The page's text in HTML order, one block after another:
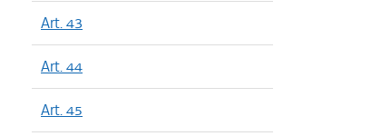
Art. 43
Art. 44
Art. 45